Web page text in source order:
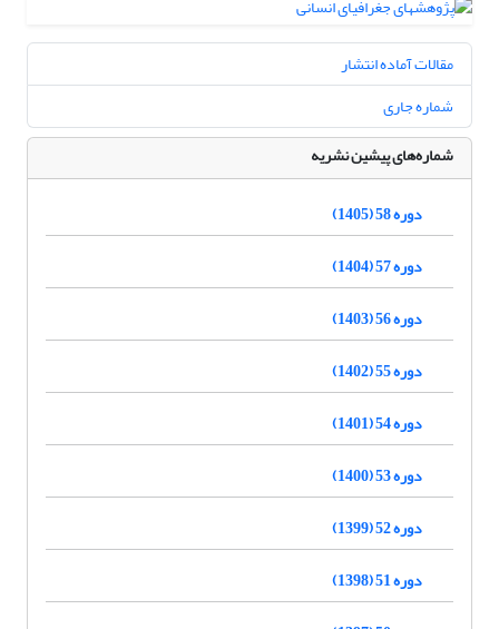
مقالات آماده انتشار
شماره جاری
شماره‌های پیشین نشریه
دوره 58 (1405)
دوره 57 (1404)
دوره 56 (1403)
دوره 55 (1402)
دوره 54 (1401)
دوره 53 (1400)
دوره 52 (1399)
دوره 51 (1398)